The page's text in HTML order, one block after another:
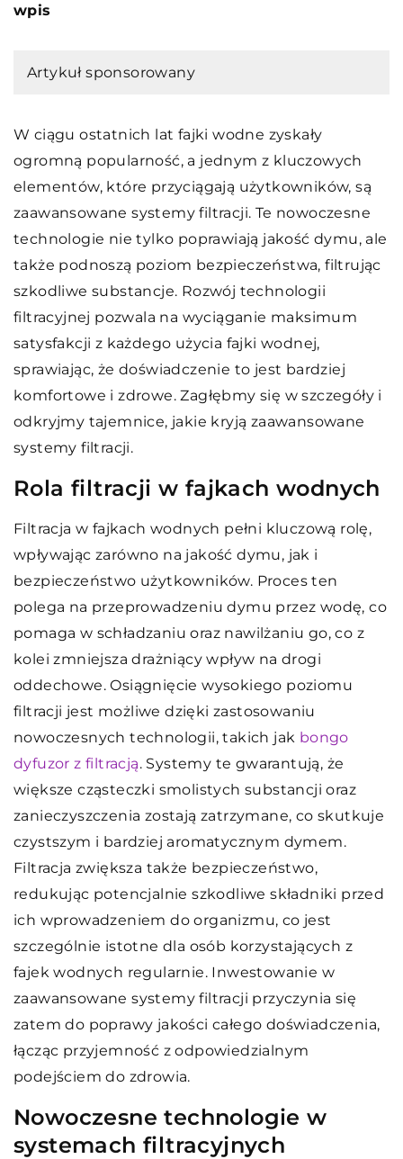
wpis
Artykuł sponsorowany
W ciągu ostatnich lat fajki wodne zyskały
ogromną popularność, a jednym z kluczowych
elementów, które przyciągają użytkowników, są
zaawansowane systemy filtracji. Te nowoczesne
technologie nie tylko poprawiają jakość dymu, ale
także podnoszą poziom bezpieczeństwa, filtrując
szkodliwe substancje. Rozwój technologii
filtracyjnej pozwala na wyciąganie maksimum
satysfakcji z każdego użycia fajki wodnej,
sprawiając, że doświadczenie to jest bardziej
komfortowe i zdrowe. Zagłębmy się w szczegóły i
odkryjmy tajemnice, jakie kryją zaawansowane
systemy filtracji.
Rola filtracji w fajkach wodnych
Filtracja w fajkach wodnych pełni kluczową rolę,
wpływając zarówno na jakość dymu, jak i
bezpieczeństwo użytkowników. Proces ten
polega na przeprowadzeniu dymu przez wodę, co
pomaga w schładzaniu oraz nawilżaniu go, co z
kolei zmniejsza drażniący wpływ na drogi
oddechowe. Osiągnięcie wysokiego poziomu
filtracji jest możliwe dzięki zastosowaniu
nowoczesnych technologii, takich jak bongo
dyfuzor z filtracją. Systemy te gwarantują, że
większe cząsteczki smolistych substancji oraz
zanieczyszczenia zostają zatrzymane, co skutkuje
czystszym i bardziej aromatycznym dymem.
Filtracja zwiększa także bezpieczeństwo,
redukując potencjalnie szkodliwe składniki przed
ich wprowadzeniem do organizmu, co jest
szczególnie istotne dla osób korzystających z
fajek wodnych regularnie. Inwestowanie w
zaawansowane systemy filtracji przyczynia się
zatem do poprawy jakości całego doświadczenia,
łącząc przyjemność z odpowiedzialnym
podejściem do zdrowia.
Nowoczesne technologie w
systemach filtracyjnych